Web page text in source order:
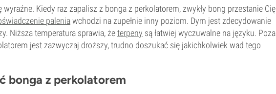
wyraźne. Kiedy raz zapalisz z bonga z perkolatorem, zwykły bong przestanie Cię
paleniawchodzi na zupełnie inny poziom. Dym jest zdecydowanie
Niższa temperatura sprawia, żeterpeny są łatwiej wyczuwalne na języku. Poza
jest zazwyczaj droższy, trudno doszukać się jakichkolwiek wad tego
bonga z perkolatorem